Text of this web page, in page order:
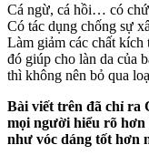
Cá ngừ, cá hồi… có
Có tác dụng chống sự
Làm giảm các chất
đó giúp cho làn da của
thì không nên bỏ qua
Bài viết trên đã chỉ ra
mọi người hiểu rõ hơn
như vóc dáng tốt hơn